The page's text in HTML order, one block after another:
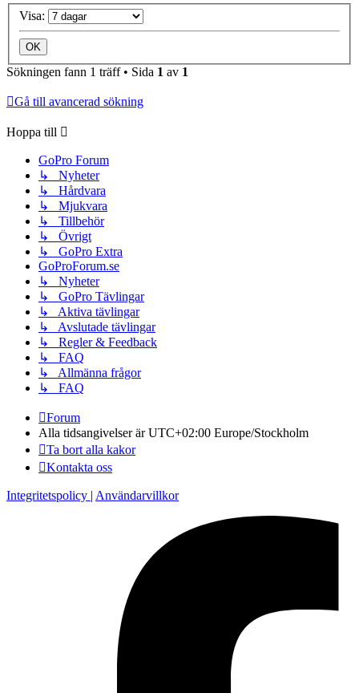
Visa:
Sökningen fann 1 träff • Sida 1 av 1
Gå till avancerad sökning
Hoppa till
GoPro Forum
↳ Nyheter
↳ Hårdvara
↳ Mjukvara
↳ Tillbehör
↳ Övrigt
↳ GoPro Extra
GoProForum.se
↳ Nyheter
↳ GoPro Tävlingar
↳ Aktiva tävlingar
↳ Avslutade tävlingar
↳ Regler & Feedback
↳ FAQ
↳ Allmänna frågor
↳ FAQ
Forum
Alla tidsangivelser är UTC+02:00 Europe/Stockholm
Ta bort alla kakor
Kontakta oss
Integritetspolicy Användarvillkor